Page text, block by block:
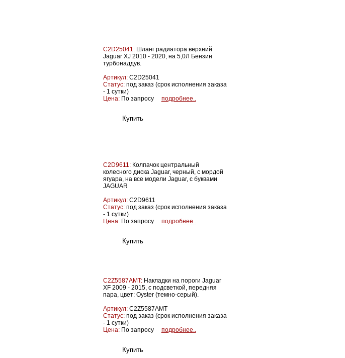
C2D25041: Шланг радиатора верхний
Jaguar XJ 2010 - 2020, на 5,0Л Бензин
турбонаддув.
Артикул: C2D25041
Статус:под заказ (срок исполнения заказа
- 1 сутки)
Цена:По запросу подробнее..
C2D9611: Колпачок центральный
колесного диска Jaguar, черный, с мордой
ягуара, на все модели Jaguar, с буквами
JAGUAR
Артикул: C2D9611
Статус:под заказ (срок исполнения заказа
- 1 сутки)
Цена:По запросу подробнее..
C2Z5587AMT: Накладки на пороги Jaguar
XF 2009 - 2015, с подсветкой, передняя
пара, цвет: Oyster (темно-серый).
Артикул: C2Z5587AMT
Статус:под заказ (срок исполнения заказа
- 1 сутки)
Цена:По запросу подробнее..